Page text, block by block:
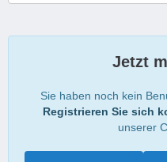
Jetzt
Sie haben noch kein
Registrieren Sie sich
unserer